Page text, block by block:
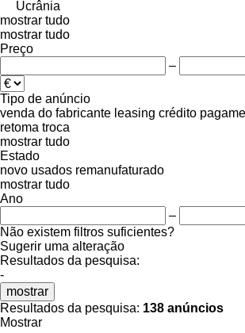
Ucrânia
mostrar tudo
mostrar tudo
Preço
–
Tipo de anúncio
venda do fabricante leasing crédito
retoma troca
mostrar tudo
Estado
novo usados remanufaturado
mostrar tudo
Ano
–
Não existem filtros suficientes?
Sugerir uma alteração
Resultados da pesquisa:
-
mostrar
Resultados da pesquisa: 138 anúncios
Mostrar